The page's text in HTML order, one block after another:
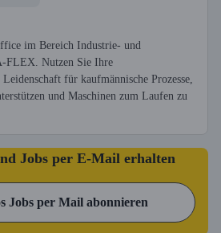
im Bereich Industrie- und
FLEX. Nutzen Sie Ihre
für kaufmännische Prozesse,
und Maschinen zum Laufen zu
Jobs per E-Mail erhalten
Jobs per Mail abonnieren